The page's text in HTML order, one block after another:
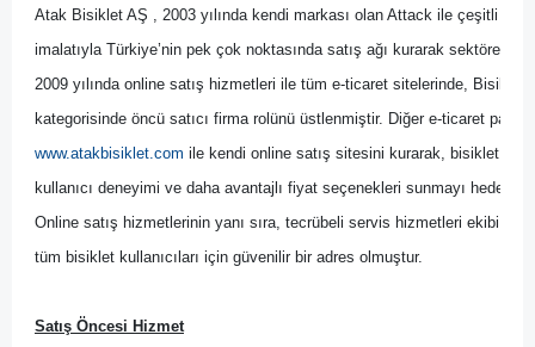
Atak Bisiklet AŞ , 2003 yılında kendi markası olan Attack ile çeşitli
imalatıyla Türkiye’nin pek çok noktasında satış ağı kurarak sektöre
2009 yılında online satış hizmetleri ile tüm e-ticaret sitelerinde,
kategorisinde öncü satıcı firma rolünü üstlenmiştir. Diğer e-ticaret
www.atakbisiklet.com ile kendi online satış sitesini kurarak, bisiklet
kullanıcı deneyimi ve daha avantajlı fiyat seçenekleri sunmayı
Online satış hizmetlerinin yanı sıra, tecrübeli servis hizmetleri ekibi ile
tüm bisiklet kullanıcıları için güvenilir bir adres olmuştur.
Satış Öncesi Hizmet